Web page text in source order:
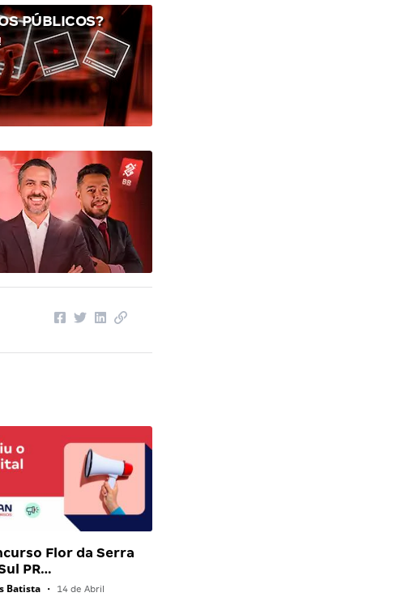
PÚBLICOS?
Flor da Serra
PR…
Batista • 14 de Abril